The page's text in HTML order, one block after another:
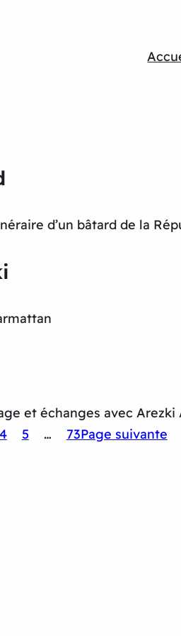
d’un bâtard de la
et échanges avec Arezki
4 5 … 73Page suivante